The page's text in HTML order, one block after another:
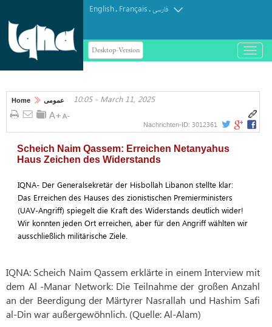
English. Français.فارسی
Desktop-Version
باز
و
کردن
Home عمومی 10:05 - March 11, 2025
Nachrichten-ID: 3012361
Scheich Naim Qassem: Erreichen Netanyahus
Haus Zeichen des Widerstands
IQNA- Der Generalsekretär der Hisbollah Libanon stellte klar:
Das Erreichen des Hauses des zionistischen Premierministers
(UAV-Angriff) spiegelt die Kraft des Widerstands deutlich wider!
Wir konnten jeden Ort erreichen, aber für den Angriff wählten wir
ausschließlich militärische Ziele.
IQNA: Scheich Naim Qassem erklärte in einem Interview mit
dem Al -Manar Network: Die Teilnahme der großen Anzahl
an der Beerdigung der Märtyrer Nasrallah und Hashim Safi
al-Din war außergewöhnlich. (Quelle: Al-Alam)